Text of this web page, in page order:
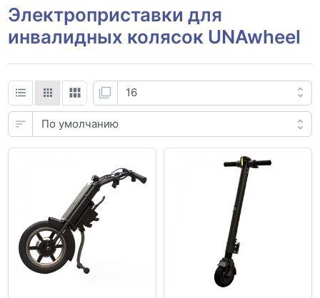
Электроприставки для
инвалидных колясок UNAwheel